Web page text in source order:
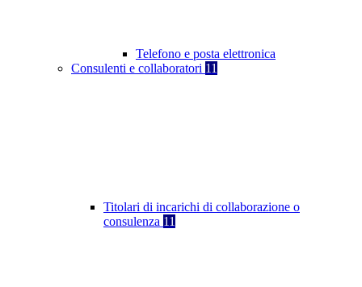
Telefono e posta elettronica
Consulenti e collaboratori 11
Titolari di incarichi di collaborazione o
consulenza 11